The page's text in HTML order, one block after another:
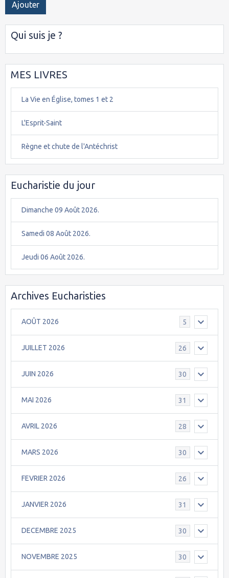
Ajouter
Qui suis je ?
MES LIVRES
La Vie en Église, tomes 1 et 2
L'Esprit-Saint
Règne et chute de l'Antéchrist
Eucharistie du jour
Dimanche 09 Août 2026.
Samedi 08 Août 2026.
Jeudi 06 Août 2026.
Archives Eucharisties
AOÛT 2026 5
JUILLET 2026 26
JUIN 2026 30
MAI 2026 31
AVRIL 2026 28
MARS 2026 30
FEVRIER 2026 26
JANVIER 2026 31
DECEMBRE 2025 30
NOVEMBRE 2025 30